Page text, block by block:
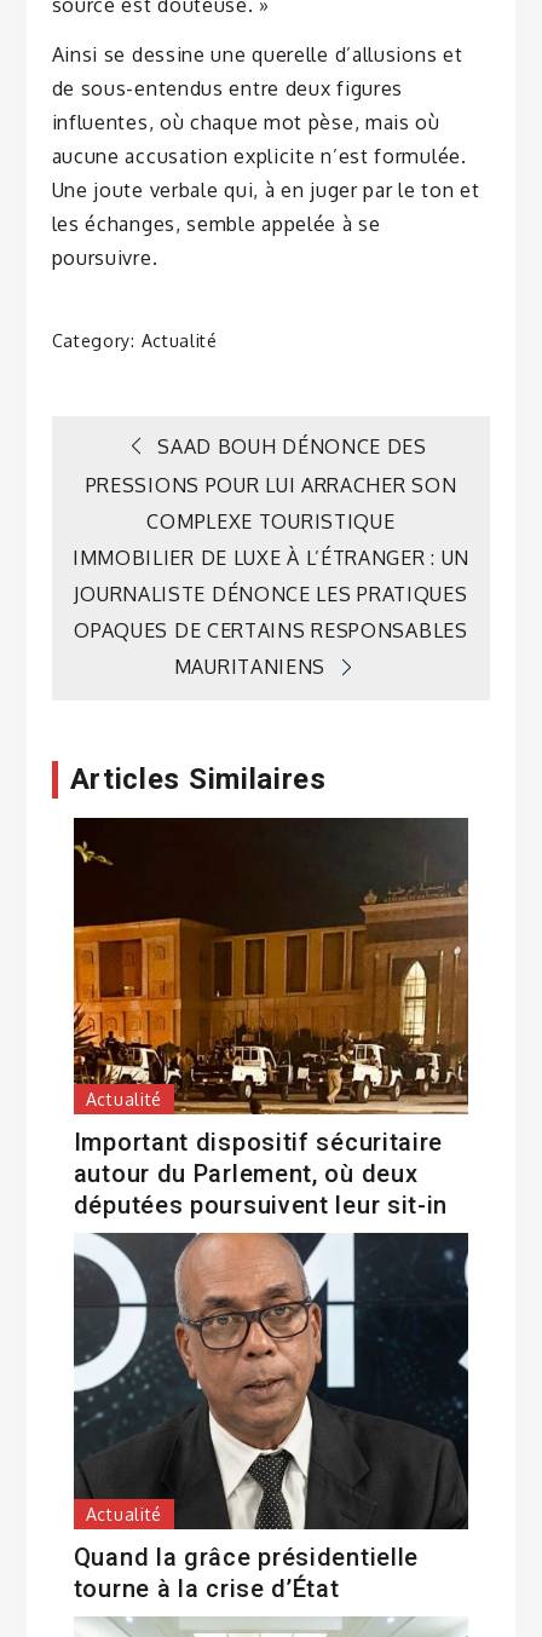
source est douteuse. »
Ainsi se dessine une querelle d’allusions et
de sous-entendus entre deux figures
influentes, où chaque mot pèse, mais où
aucune accusation explicite n’est formulée.
Une joute verbale qui, à en juger par le ton et
les échanges, semble appelée à se
poursuivre.
Category: Actualité
Navigation
l’article
SAAD BOUH DÉNONCE DES
PRESSIONS POUR LUI ARRACHER SON
COMPLEXE TOURISTIQUE
IMMOBILIER DE LUXE À L’ÉTRANGER : UN
JOURNALISTE DÉNONCE LES PRATIQUES
OPAQUES DE CERTAINS RESPONSABLES
MAURITANIENS
Articles Similaires
Actualité
Important dispositif sécuritaire
autour du Parlement, où deux
députées poursuivent leur sit-in
Actualité
Quand la grâce présidentielle
tourne à la crise d’État